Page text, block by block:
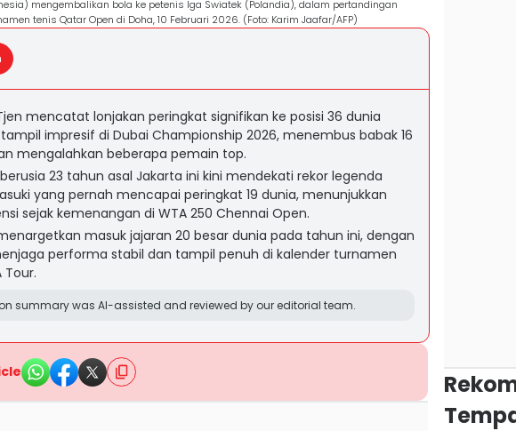
mengembalikan bola ke petenis Iga Swiatek (Polandia), dalam pertandingan
tenis Qatar Open di Doha, 10 Februari 2026. (Foto: Karim Jaafar/AFP)
mencatat lonjakan peringkat signifikan ke posisi 36 dunia
impresif di Dubai Championship 2026, menembus babak 16
mengalahkan beberapa pemain top.
23 tahun asal Jakarta ini kini mendekati rekor legenda
yang pernah mencapai peringkat 19 dunia, menunjukkan
sejak kemenangan di WTA 250 Chennai Open.
masuk jajaran 20 besar dunia pada tahun ini, dengan
performa stabil dan tampil penuh di kalender turnamen
Tour.
summary was AI-assisted and reviewed by our editorial team.